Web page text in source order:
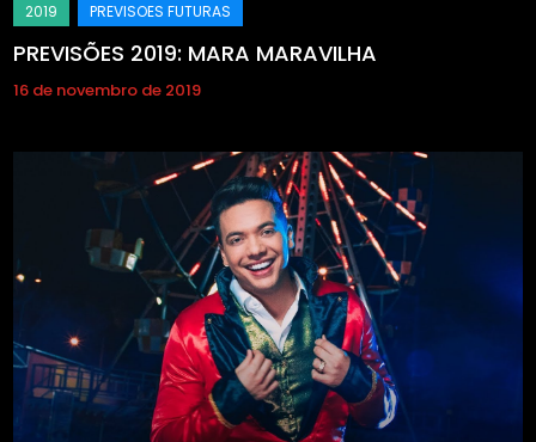
PREVISÕES 2019: MARA MARAVILHA
16 de novembro de 2019